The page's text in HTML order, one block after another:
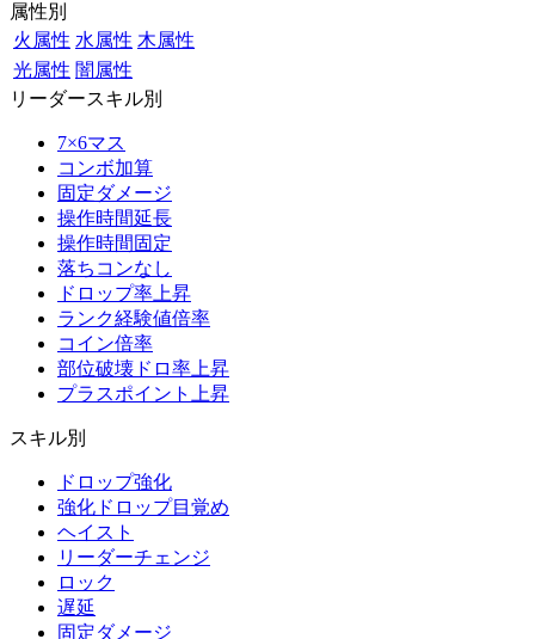
属性別
火属性 水属性 木属性
光属性 闇属性
リーダースキル別
7×6マス
コンボ加算
固定ダメージ
操作時間延長
操作時間固定
落ちコンなし
ドロップ率上昇
ランク経験値倍率
コイン倍率
部位破壊ドロ率上昇
プラスポイント上昇
スキル別
ドロップ強化
強化ドロップ目覚め
ヘイスト
リーダーチェンジ
ロック
遅延
固定ダメージ